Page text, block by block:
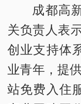
成都高
关负责人表
创业支持体
业青年，提
站免费入住